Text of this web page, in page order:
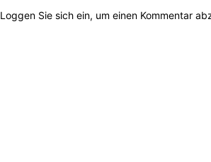
Loggen Sie sich ein, um einen Kommentar